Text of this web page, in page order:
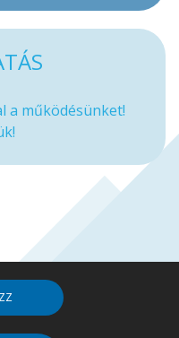
a működésünket!